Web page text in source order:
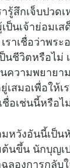
ารู้สึกเจ็บปว
ป็นเจ้าย่อมเส
ราเชื่อว่าพระ
ชีวิตหรือไม่
วามพยายา
สมอเพื่อให้เ
ชื่อเช่นนี้หรือไ
งอันนี้เป็นหั
ต้นขึ้น นักบุญเ
ลองการกลับ